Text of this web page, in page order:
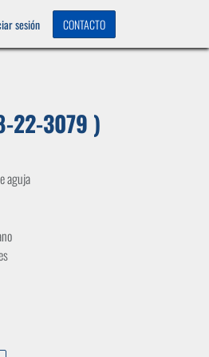
sesión CONTACTO
22-3079 )
aguja